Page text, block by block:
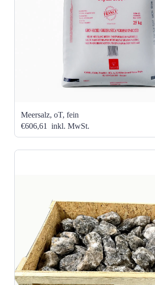
Meersalz, oT, fein
€606,61
inkl. MwSt.